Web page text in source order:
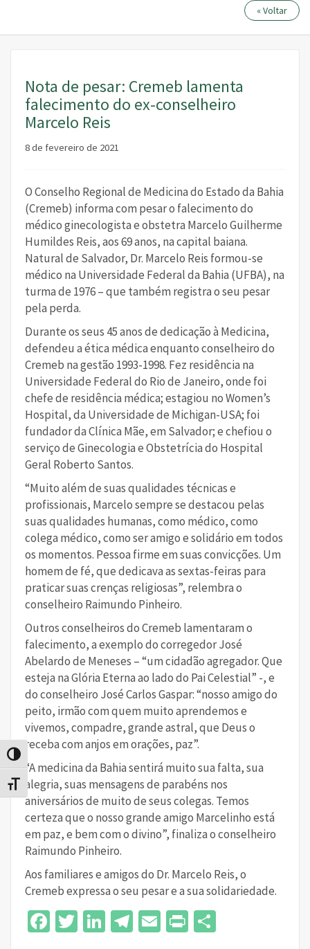
Alternar alto contraste
Alternar tamanho da fonte
« Voltar
Nota de pesar: Cremeb lamenta
falecimento do ex-conselheiro
Marcelo Reis
8 de fevereiro de 2021
O Conselho Regional de Medicina do Estado da Bahia
(Cremeb) informa com pesar o falecimento do
médico ginecologista e obstetra Marcelo Guilherme
Humildes Reis, aos 69 anos, na capital baiana.
Natural de Salvador, Dr. Marcelo Reis formou-se
médico na Universidade Federal da Bahia (UFBA), na
turma de 1976 – que também registra o seu pesar
pela perda.
Durante os seus 45 anos de dedicação à Medicina,
defendeu a ética médica enquanto conselheiro do
Cremeb na gestão 1993-1998. Fez residência na
Universidade Federal do Rio de Janeiro, onde foi
chefe de residência médica; estagiou no Women’s
Hospital, da Universidade de Michigan-USA; foi
fundador da Clínica Mãe, em Salvador; e chefiou o
serviço de Ginecologia e Obstetrícia do Hospital
Geral Roberto Santos.
“Muito além de suas qualidades técnicas e
profissionais, Marcelo sempre se destacou pelas
suas qualidades humanas, como médico, como
colega médico, como ser amigo e solidário em todos
os momentos. Pessoa firme em suas convicções. Um
homem de fé, que dedicava as sextas-feiras para
praticar suas crenças religiosas”, relembra o
conselheiro Raimundo Pinheiro.
Outros conselheiros do Cremeb lamentaram o
falecimento, a exemplo do corregedor José
Abelardo de Meneses – “um cidadão agregador. Que
esteja na Glória Eterna ao lado do Pai Celestial” -, e
do conselheiro José Carlos Gaspar: “nosso amigo do
peito, irmão com quem muito aprendemos e
vivemos, compadre, grande astral, que Deus o
receba com anjos em orações, paz”.
“A medicina da Bahia sentirá muito sua falta, sua
alegria, suas mensagens de parabéns nos
aniversários de muito de seus colegas. Temos
certeza que o nosso grande amigo Marcelinho está
em paz, e bem com o divino”, finaliza o conselheiro
Raimundo Pinheiro.
Aos familiares e amigos do Dr. Marcelo Reis, o
Cremeb expressa o seu pesar e a sua solidariedade.
Facebook
Twitter
LinkedIn
Telegram
EmailPrint